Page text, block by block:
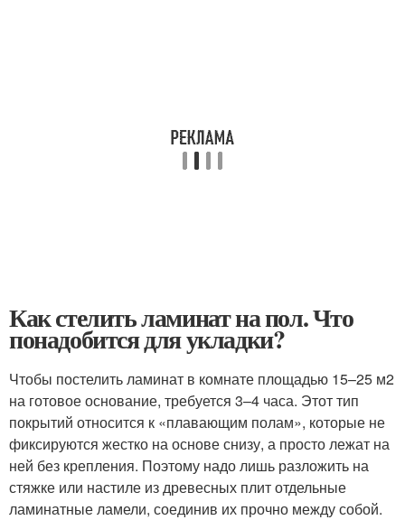
Как стелить ламинат на пол. Что
понадобится для укладки?
Чтобы постелить ламинат в комнате площадью 15–25 м2
на готовое основание, требуется 3–4 часа. Этот тип
покрытий относится к «плавающим полам», которые не
фиксируются жестко на основе снизу, а просто лежат на
ней без крепления. Поэтому надо лишь разложить на
стяжке или настиле из древесных плит отдельные
ламинатные ламели, соединив их прочно между собой.